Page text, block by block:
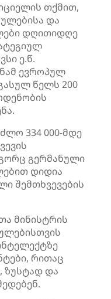
თქმით,
და
დღითიდღე
ე.წ.
ევროპულ
წელს 200
334 000-მდე
გერმანული
დიდია
შემთხვევების
მინისტრის
რითაც
ზუსტად და